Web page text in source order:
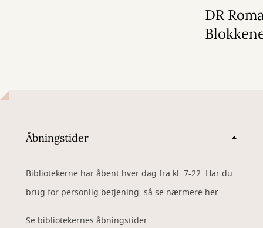
DR
Åbningstider
Bibliotekerne har åbent hver dag fra kl. 7-22. Har du
brug for personlig betjening, så se nærmere her
Se bibliotekernes åbningstider